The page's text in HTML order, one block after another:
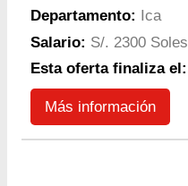
Departamento: Ica
Salario: S/. 2300 Soles
Esta oferta finaliza el:
Más información